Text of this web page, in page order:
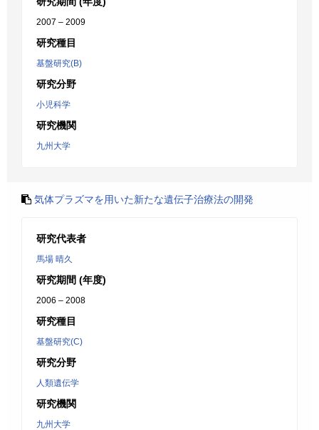
2007 – 2009
研究種目
基盤研究(B)
研究分野
小児科学
研究機関
九州大学
気体プラズマを用いた新たな遺伝子治療法の開発
研究代表者
馬場 晴久
研究期間 (年度)
2006 – 2008
研究種目
基盤研究(C)
研究分野
人類遺伝学
研究機関
九州大学